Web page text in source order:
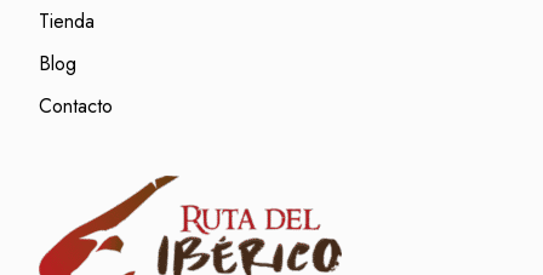
Tienda
Blog
Contacto